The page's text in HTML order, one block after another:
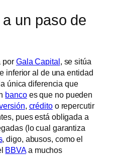
un paso de
por Gala Capital , se sitúa
inferior al de una entidad
única diferencia que
bancoes que no pueden
, créditoo repercutir
pues está obligada a
(lo cual garantiza
, digo, abusos, como el
BBVAa muchos